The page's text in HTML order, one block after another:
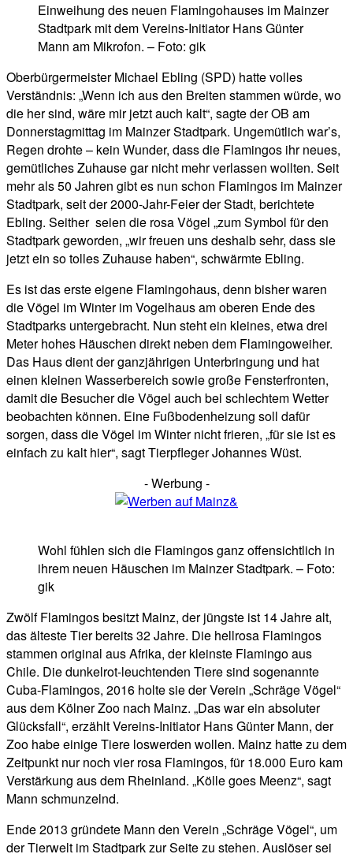
Einweihung des neuen Flamingohauses im Mainzer
Stadtpark mit dem Vereins-Initiator Hans Günter
Mann am Mikrofon. – Foto: gik
Oberbürgermeister Michael Ebling (SPD) hatte volles
Verständnis: „Wenn ich aus den Breiten stammen würde, wo
die her sind, wäre mir jetzt auch kalt“, sagte der OB am
Donnerstagmittag im Mainzer Stadtpark. Ungemütlich war’s,
Regen drohte – kein Wunder, dass die Flamingos ihr neues,
gemütliches Zuhause gar nicht mehr verlassen wollten. Seit
mehr als 50 Jahren gibt es nun schon Flamingos im Mainzer
Stadtpark, seit der 2000-Jahr-Feier der Stadt, berichtete
Ebling. Seither seien die rosa Vögel „zum Symbol für den
Stadtpark geworden, „wir freuen uns deshalb sehr, dass sie
jetzt ein so tolles Zuhause haben“, schwärmte Ebling.
Es ist das erste eigene Flamingohaus, denn bisher waren
die Vögel im Winter im Vogelhaus am oberen Ende des
Stadtparks untergebracht. Nun steht ein kleines, etwa drei
Meter hohes Häuschen direkt neben dem Flamingoweiher.
Das Haus dient der ganzjährigen Unterbringung und hat
einen kleinen Wasserbereich sowie große Fensterfronten,
damit die Besucher die Vögel auch bei schlechtem Wetter
beobachten können. Eine Fußbodenheizung soll dafür
sorgen, dass die Vögel im Winter nicht frieren, „für sie ist es
einfach zu kalt hier“, sagt Tierpfleger Johannes Wüst.
- Werbung -
Wohl fühlen sich die Flamingos ganz offensichtlich in
ihrem neuen Häuschen im Mainzer Stadtpark. – Foto:
gik
Zwölf Flamingos besitzt Mainz, der jüngste ist 14 Jahre alt,
das älteste Tier bereits 32 Jahre. Die hellrosa Flamingos
stammen original aus Afrika, der kleinste Flamingo aus
Chile. Die dunkelrot-leuchtenden Tiere sind sogenannte
Cuba-Flamingos, 2016 holte sie der Verein „Schräge Vögel“
aus dem Kölner Zoo nach Mainz. „Das war ein absoluter
Glücksfall“, erzählt Vereins-Initiator Hans Günter Mann, der
Zoo habe einige Tiere loswerden wollen. Mainz hatte zu dem
Zeitpunkt nur noch vier rosa Flamingos, für 18.000 Euro kam
Verstärkung aus dem Rheinland. „Kölle goes Meenz“, sagt
Mann schmunzelnd.
Ende 2013 gründete Mann den Verein „Schräge Vögel“, um
der Tierwelt im Stadtpark zur Seite zu stehen. Auslöser sei